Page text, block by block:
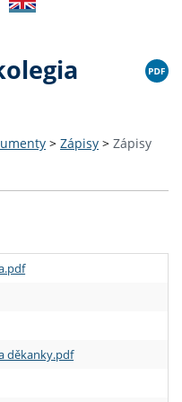
> Zápisy > Zápisy
děkanky.pdf